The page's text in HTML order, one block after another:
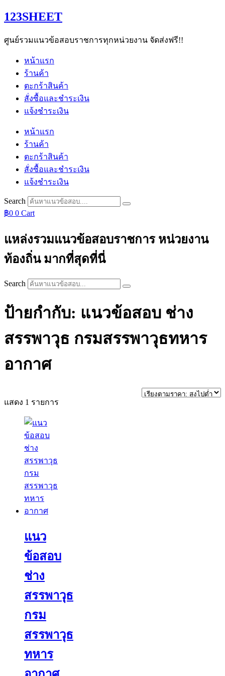
Skip
to
123SHEET
ศูนย์รวมแนวข้อสอบราชการทุกหน่วยงาน จัดส่งฟรี!!
หน้าแรก
ร้านค้า
ตะกร้าสินค้า
สั่งซื้อและชำระเงิน
แจ้งชำระเงิน
หน้าแรก
ร้านค้า
ตะกร้าสินค้า
สั่งซื้อและชำระเงิน
แจ้งชำระเงิน
Search
฿0 0 Cart
แหล่งรวมแนวข้อสอบราชการ หน่วยงาน
ท้องถิ่น มากที่สุดที่นี่
Search
ป้ายกำกับ: แนวข้อสอบ ช่าง
สรรพาวุธ กรมสรรพาวุธทหาร
อากาศ
แสดง 1 รายการ
แนว
ข้อสอบ
ช่าง
สรรพาวุธ
กรม
สรรพาวุธ
ทหาร